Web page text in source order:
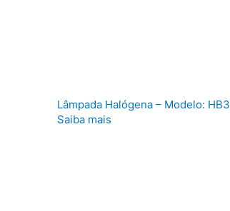
Lâmpada Halógena – Modelo: HB3
Saiba mais